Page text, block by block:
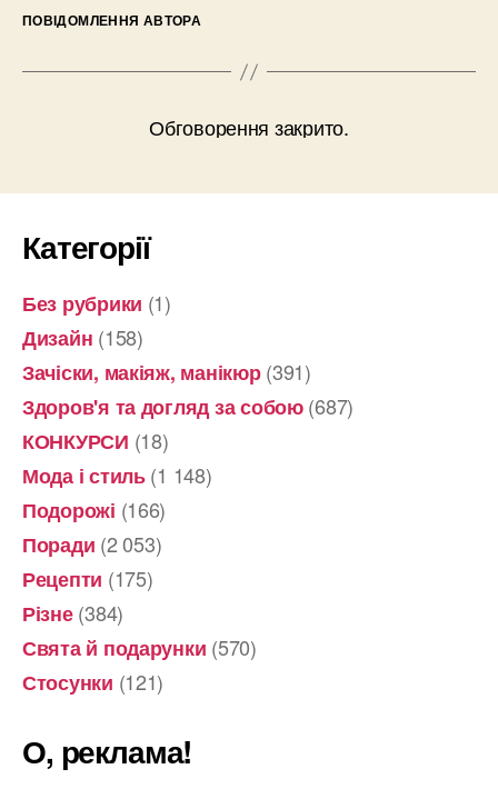
ПОВІДОМЛЕННЯ АВТОРА
Обговорення закрито.
Категорії
Без рубрики (1)
Дизайн (158)
Зачіски, макіяж, манікюр(391)
Здоров'я та догляд за собою(687)
КОНКУРСИ (18)
Мода і стиль(1 148)
Подорожі (166)
Поради (2 053)
Рецепти (175)
Різне(384)
Свята й подарунки (570)
Стосунки (121)
О, реклама!